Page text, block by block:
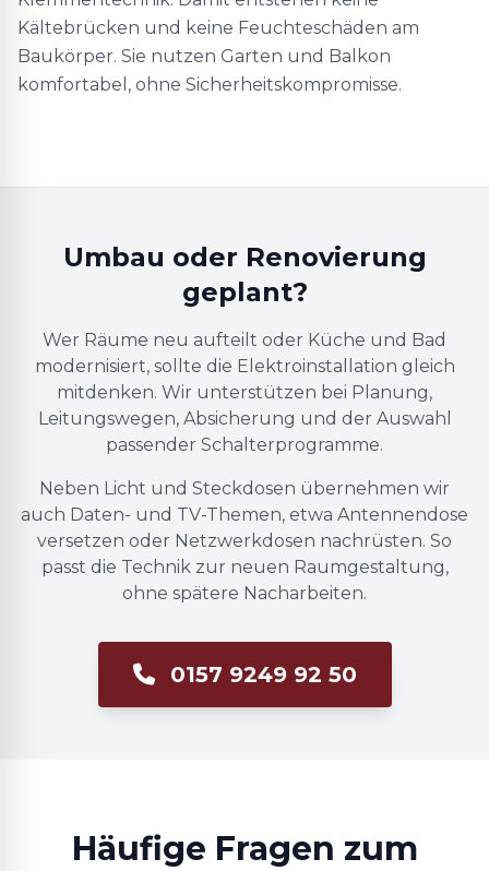
Kältebrücken und keine Feuchteschäden am
Baukörper. Sie nutzen Garten und Balkon
komfortabel, ohne Sicherheitskompromisse.
Umbau oder Renovierung
geplant?
Wer Räume neu aufteilt oder Küche und Bad
modernisiert, sollte die Elektroinstallation gleich
mitdenken. Wir unterstützen bei Planung,
Leitungswegen, Absicherung und der Auswahl
passender Schalterprogramme.
Neben Licht und Steckdosen übernehmen wir
auch Daten- und TV-Themen, etwa Antennendose
versetzen oder Netzwerkdosen nachrüsten. So
passt die Technik zur neuen Raumgestaltung,
ohne spätere Nacharbeiten.
0157 9249 92 50
Häufige Fragen zum